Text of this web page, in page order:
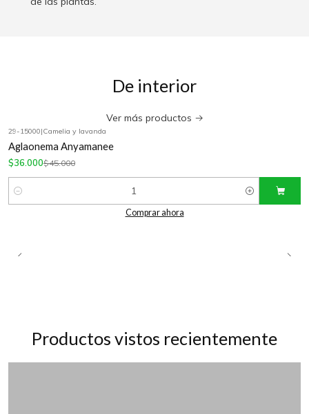
De interior
Ver más productos
-20%
29-15000|Camelia y lavanda
Aglaonema Anyamanee
$36.000$45.000
Cantidad
Comprar ahora
Productos vistos recientemente